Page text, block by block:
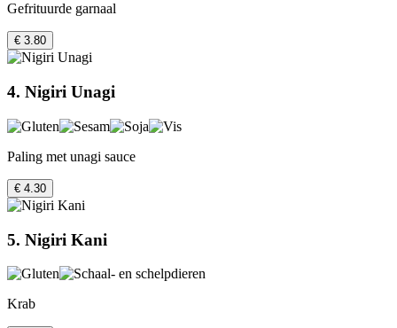
Gefrituurde garnaal
€ 3.80
4. Nigiri Unagi
Paling met unagi sauce
€ 4.30
5. Nigiri Kani
Krab